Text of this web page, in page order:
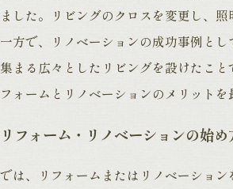
ました。リビングのクロスを変更し、
一方で、リノベーションの成功事例と
集まる広々としたリビングを設けたこ
フォームとリノベーションのメリット
リフォーム・リノベーションの始め
では、リフォームまたはリノベーショ